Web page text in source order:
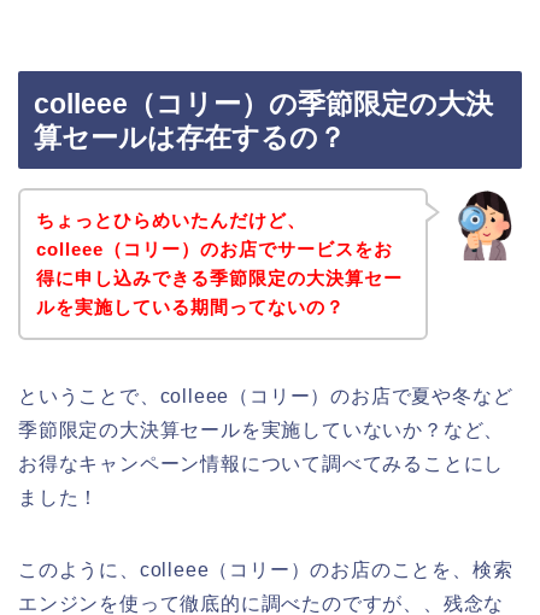
colleee（コリー）の季節限定の大決
算セールは存在するの？
ちょっとひらめいたんだけど、
colleee（コリー）のお店でサービスをお
得に申し込みできる季節限定の大決算セー
ルを実施している期間ってないの？
ということで、colleee（コリー）のお店で夏や冬など
季節限定の大決算セールを実施していないか？など、
お得なキャンペーン情報について調べてみることにし
ました！
このように、colleee（コリー）のお店のことを、検索
エンジンを使って徹底的に調べたのですが、、残念な